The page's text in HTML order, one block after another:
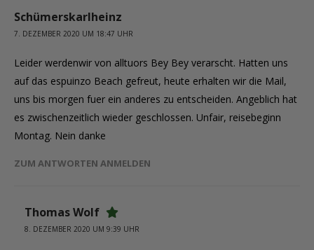
Schümerskarlheinz
7. DEZEMBER 2020 UM 18:47 UHR
Leider werdenwir von alltuors Bey Bey verarscht. Hatten uns
auf das espuinzo Beach gefreut, heute erhalten wir die Mail,
uns bis morgen fuer ein anderes zu entscheiden. Angeblich hat
es zwischenzeitlich wieder geschlossen. Unfair, reisebeginn
Montag. Nein danke
ZUM ANTWORTEN ANMELDEN
Thomas Wolf
8. DEZEMBER 2020 UM 9:39 UHR